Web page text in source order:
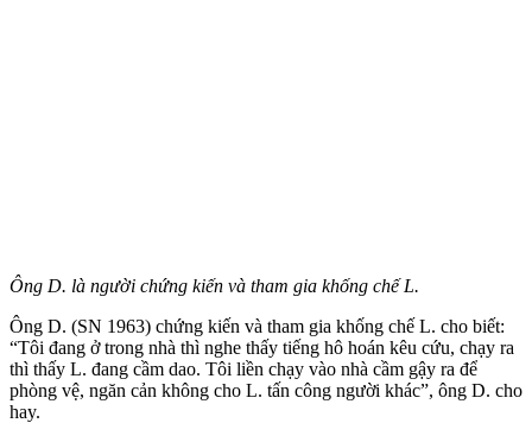
Ông D. là người chứng kiến và tham gia khống chế L.
Ông D. (SN 1963) chứng kiến và tham gia khống chế L. cho biết:
“Tôi đang ở trong nhà thì nghe thấy tiếng hô hoán kêu cứu, chạy ra
thì thấy L. đang cầm dao. Tôi liền chạy vào nhà cầm gậy ra để
phòng vệ, ngăn cản không cho L. tấn công người khác”, ông D. cho
hay.